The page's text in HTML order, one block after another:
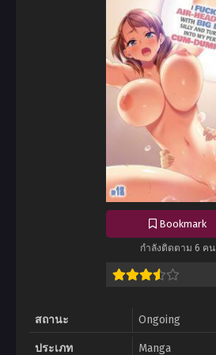
Bookmark
กำลังติดตาม 6 คน
สถานะ Ongoing
ประเภท Manga